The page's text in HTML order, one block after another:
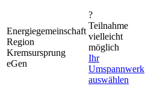
Energiegemeinschaft
Region
Kremsursprung
eGen
?
Teilnahme
vielleicht
möglich
Ihr
Umspannwerk
auswählen